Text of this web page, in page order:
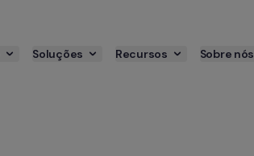
Soluções Recursos Sobre nós